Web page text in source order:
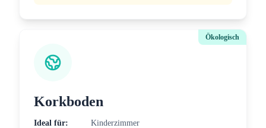
Ökologisch
Korkboden
Ideal für:
Kinderzimmer